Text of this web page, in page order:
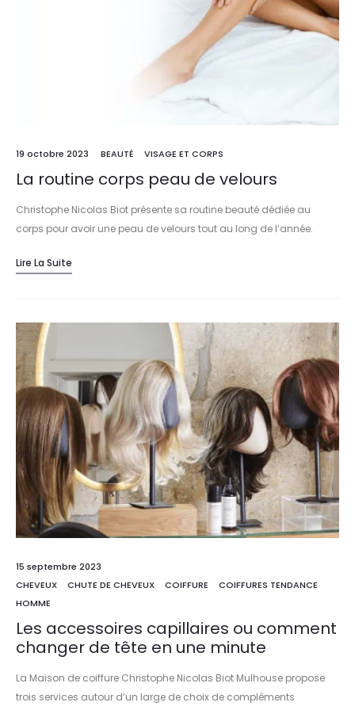
19 octobre 2023 BEAUTÉ VISAGE ET CORPS
La routine corps peau de velours
Christophe Nicolas Biot présente sa routine beauté dédiée au
corps pour avoir une peau de velours tout au long de l’année.
Lire La Suite
15 septembre 2023
CHEVEUX
CHUTE DE CHEVEUX COIFFURE
COIFFURES TENDANCE
HOMME
Les accessoires capillaires ou comment
changer de tête en une minute
La Maison de coiffure Christophe Nicolas Biot Mulhouse propose
trois services autour d’un large de choix de compléments